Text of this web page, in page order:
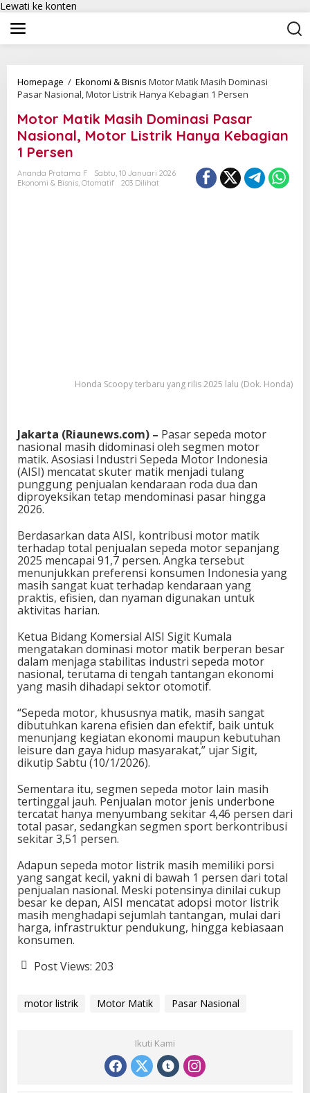
Lewati ke konten
Homepage / Ekonomi & Bisnis Motor Matik Masih Dominasi
Pasar Nasional, Motor Listrik Hanya Kebagian 1 Persen
Motor Matik Masih Dominasi Pasar
Nasional, Motor Listrik Hanya Kebagian
1 Persen
Ananda Pratama F
Sabtu, 10 Januari 2026
Ekonomi & Bisnis, Otomatif 203 Dilihat
Honda Scoopy terbaru yang rilis 2025 lalu (Dok. Honda)
Jakarta (Riaunews.com) – Pasar sepeda motor
nasional masih didominasi oleh segmen motor
matik. Asosiasi Industri Sepeda Motor Indonesia
(AISI) mencatat skuter matik menjadi tulang
punggung penjualan kendaraan roda dua dan
diproyeksikan tetap mendominasi pasar hingga
2026.
Berdasarkan data AISI, kontribusi motor matik
terhadap total penjualan sepeda motor sepanjang
2025 mencapai 91,7 persen. Angka tersebut
menunjukkan preferensi konsumen Indonesia yang
masih sangat kuat terhadap kendaraan yang
praktis, efisien, dan nyaman digunakan untuk
aktivitas harian.
Ketua Bidang Komersial AISI Sigit Kumala
mengatakan dominasi motor matik berperan besar
dalam menjaga stabilitas industri sepeda motor
nasional, terutama di tengah tantangan ekonomi
yang masih dihadapi sektor otomotif.
“Sepeda motor, khususnya matik, masih sangat
dibutuhkan karena efisien dan efektif, baik untuk
menunjang kegiatan ekonomi maupun kebutuhan
leisure dan gaya hidup masyarakat,” ujar Sigit,
dikutip Sabtu (10/1/2026).
Sementara itu, segmen sepeda motor lain masih
tertinggal jauh. Penjualan motor jenis underbone
tercatat hanya menyumbang sekitar 4,46 persen dari
total pasar, sedangkan segmen sport berkontribusi
sekitar 3,51 persen.
Adapun sepeda motor listrik masih memiliki porsi
yang sangat kecil, yakni di bawah 1 persen dari total
penjualan nasional. Meski potensinya dinilai cukup
besar ke depan, AISI mencatat adopsi motor listrik
masih menghadapi sejumlah tantangan, mulai dari
harga, infrastruktur pendukung, hingga kebiasaan
konsumen.
Post Views: 203
motor listrik Motor Matik Pasar Nasional
Ikuti Kami